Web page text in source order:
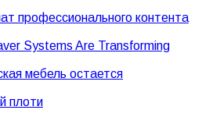
профессионального контента
Systems Are Transforming
мебель остается
плоти